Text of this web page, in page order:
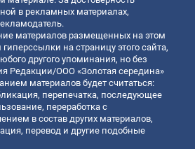
в рекламных материалах,
материалов размещенных на этом
на страницу этого сайта,
другого упоминания, но без
Редакции/ООО «Золотая середина»
материалов будет считаться:
перепечатка, последующее
переработка с
в состав других материалов,
перевод и другие подобные